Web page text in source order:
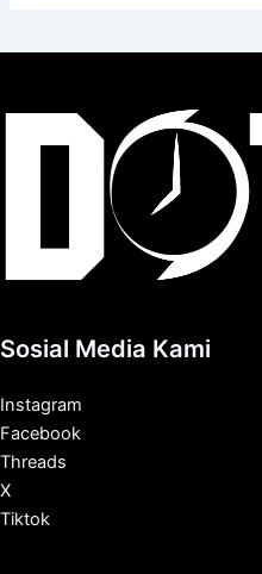
Sosial Media Kami
Instagram
Facebook
Threads
X
Tiktok